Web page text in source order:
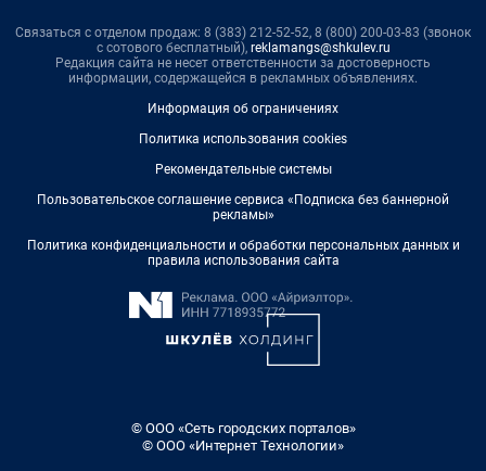
Связаться с отделом продаж: 8 (383) 212-52-52, 8 (800) 200-03-83 (звонок
с сотового бесплатный), reklamangs@shkulev.ru
Редакция сайта не несет ответственности за достоверность
информации, содержащейся в рекламных объявлениях.
Информация об ограничениях
Политика использования cookies
Рекомендательные системы
Пользовательское соглашение сервиса «Подписка без баннерной
рекламы»
Политика конфиденциальности и обработки персональных данных и
правила использования сайта
© ООО «Сеть городских порталов»
© ООО «Интернет Технологии»